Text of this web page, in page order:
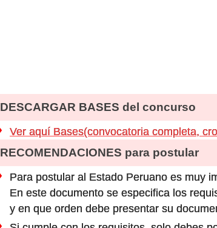
DESCARGAR BASES del concurso
Ver aquí Bases(convocatoria completa,
RECOMENDACIONES para postular
Para postular al Estado Peruano es muy
En este documento se especifica los
y en que orden debe presentar su